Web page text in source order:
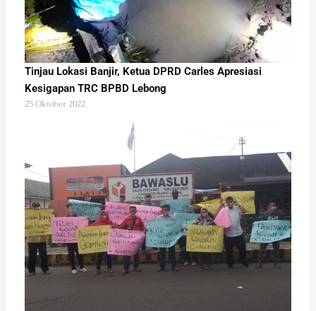
Tinjau Lokasi Banjir, Ketua DPRD Carles Apresiasi
Kesigapan TRC BPBD Lebong
25 Oktober 2022